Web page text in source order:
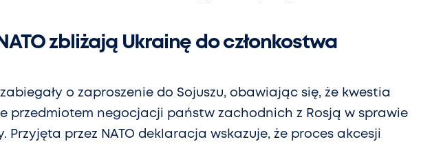
zbliżają Ukrainę do członkostwa
o zaproszenie do Sojuszu, obawiając się, że kwestia
przedmiotem negocjacji państw zachodnich z Rosją w sprawie
Przyjęta przez NATO deklaracja wskazuje, że proces akcesji